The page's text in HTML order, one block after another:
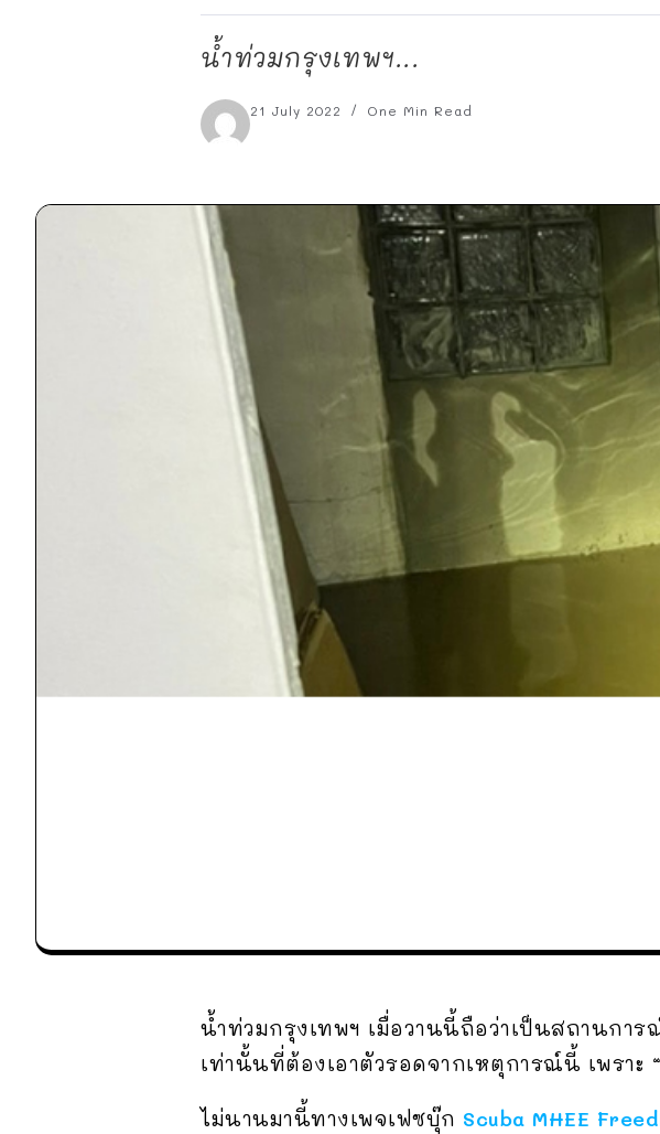
น้ำท่วมกรุงเทพฯ...
21 July 2022 One Min Read
น้ำท่วมกรุงเทพฯ เมื่อวานนี้ถือว่าเป็นสถานกา
เท่านั้นที่ต้องเอาตัวรอดจากเหตุการณ์นี้ เพราะ
ไม่นานมานี้ทางเพจเฟซบุ๊ก Scuba MHEE